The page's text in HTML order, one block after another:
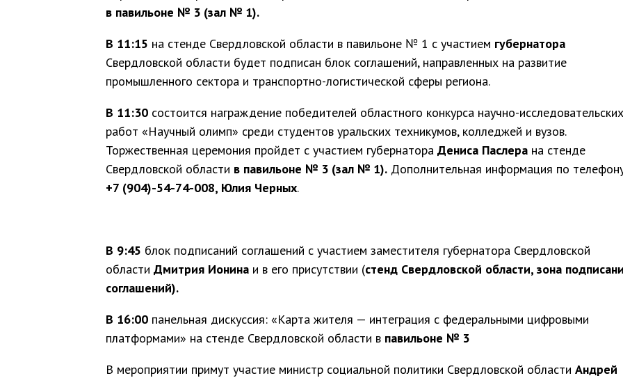
в павильоне № 3 (зал № 1).
В 11:15 на стенде Свердловской области в павильоне № 1 с участием губернатора
Свердловской области будет подписан блок соглашений, направленных на развитие
промышленного сектора и транспортно-логистической сферы региона.
В 11:30 состоится награждение победителей областного конкурса научно-исследовательских
работ «Научный олимп» среди студентов уральских техникумов, колледжей и вузов.
Торжественная церемония пройдет с участием губернатора Дениса Паслера на стенде
Свердловской области в павильоне № 3 (зал № 1). Дополнительная информация по
+7 (904)-54-74-008, Юлия Черных.
В 9:45 блок подписаний соглашений с участием заместителя губернатора Свердловской
области Дмитрия Ионина и в его присутствии (стенд Свердловской области, зона
соглашений).
В 16:00 панельная дискуссия: «Карта жителя — интеграция с федеральными цифровыми
платформами» на стенде Свердловской области в павильоне № 3
В мероприятии примут участие министр социальной политики Свердловской области Андрей